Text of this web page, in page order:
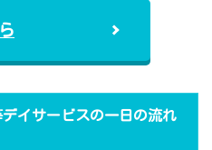
イサービスの一日の流れ